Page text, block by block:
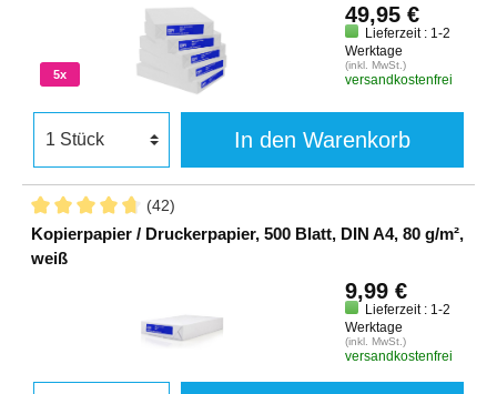
5x
49,95 €
Lieferzeit : 1-2
Werktage
(inkl. MwSt.)
versandkostenfrei
In den Warenkorb
(42)
Kopierpapier / Druckerpapier, 500 Blatt, DIN A4, 80 g/m²,
weiß
9,99 €
Lieferzeit : 1-2
Werktage
(inkl. MwSt.)
versandkostenfrei